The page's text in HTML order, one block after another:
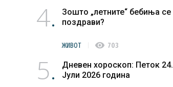
4
Зошто „летните“ бебиња се
поздрави?
ЖИВОТ visibility 703
5
Дневен хороскоп: Петок 24.
Јули 2026 година